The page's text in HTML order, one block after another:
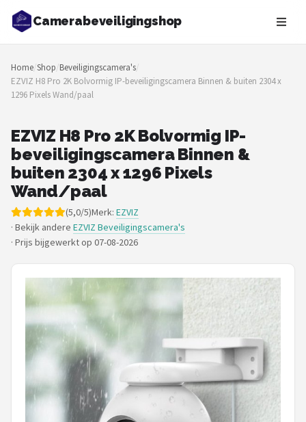
Camerabeveiligingshop
Zoeken
NAVIGATIE
Shop
Merken
Blog
Beveiligingscamera's
Camera Deurbellen
NAS
Shop
POPULAIRE MERKEN
Eufy
Home-Locking
Home/Shop/Beveiligingscamera's/
EZVIZ H8 Pro 2K Bolvormig IP-beveiligingscamera Binnen & buiten 2304 x
1296 Pixels Wand/paal
EZVIZ H8 Pro 2K Bolvormig IP-
beveiligingscamera Binnen &
buiten 2304 x 1296 Pixels
Wand/paal
(5,0/5)Merk: EZVIZ
· Bekijk andere EZVIZ Beveiligingscamera's
· Prijs bijgewerkt op 07-08-2026